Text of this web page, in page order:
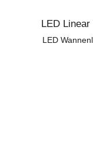
LED
LED